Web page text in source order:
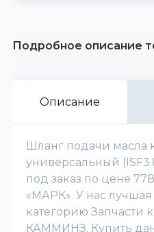
Подробное описание
Описание
Шланг подачи масла
универсальный
под заказ по цене
«МАРК». У нас лучшая
категорию Запчасти
КАММИНЗ. Купить